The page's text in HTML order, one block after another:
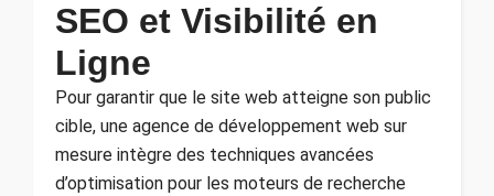
SEO et Visibilité en
Ligne
Pour garantir que le site web atteigne son public
cible, une agence de développement web sur
mesure intègre des techniques avancées
d’optimisation pour les moteurs de recherche